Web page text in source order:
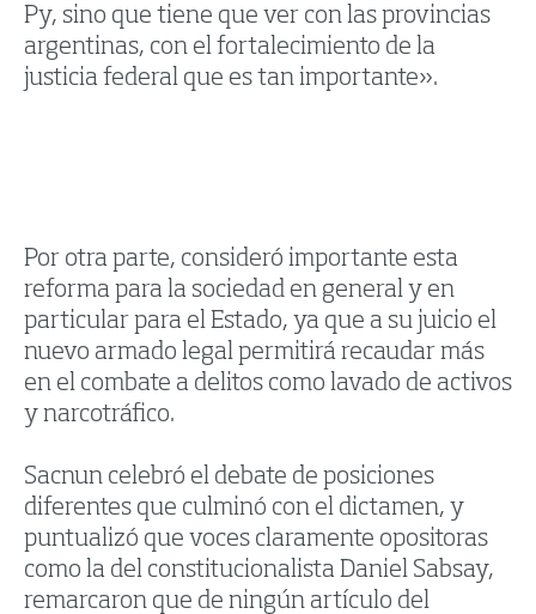
Py, sino que tiene que ver con las provincias
argentinas, con el fortalecimiento de la
justicia federal que es tan importante».
Por otra parte, consideró importante esta
reforma para la sociedad en general y en
particular para el Estado, ya que a su juicio el
nuevo armado legal permitirá recaudar más
en el combate a delitos como lavado de activos
y narcotráfico.
Sacnun celebró el debate de posiciones
diferentes que culminó con el dictamen, y
puntualizó que voces claramente opositoras
como la del constitucionalista Daniel Sabsay,
remarcaron que de ningún artículo del